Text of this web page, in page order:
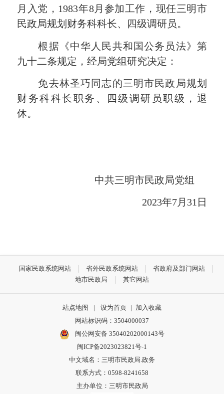
月入党，1983年8月参加工作，现任三明市
民政局规划财务科科长、四级调研员。
根据《中华人民共和国公务员法》第
九十二条规定，经局党组研究决定：
免去林圣巧同志的三明市民政局规划
财务科科长职务、四级调研员职级，退
休。
中共三明市民政局党组
2023年7月31日
国家民政系统网站 省外民政系统网站
省政府及部门网站
地市民政局
其它网站
站点地图 | 设为首页 | 加入收藏
网站标识码：3504000037
闽公网安备 35040202000143号
闽ICP备2023023821号-1
中文域名：三明市民政局.政务
联系方式：0598-8241658
主办单位：三明市民政局